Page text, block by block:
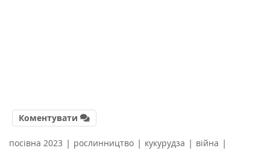
Коментувати
посівна 2023 | рослинництво | кукурудза | війна |